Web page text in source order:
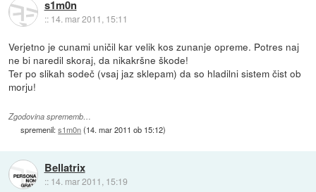
s1m0n
:: 14. mar 2011, 15:11
Verjetno je cunami uničil kar velik kos zunanje opreme. Potres naj
ne bi naredil skoraj, da nikakršne škode!
Ter po slikah sodeč (vsaj jaz sklepam) da so hladilni sistem čist ob
morju!
Zgodovina sprememb…
spremenil:s1m0n(14. mar 2011 ob 15:12)
Bellatrix
:: 14. mar 2011, 15:19